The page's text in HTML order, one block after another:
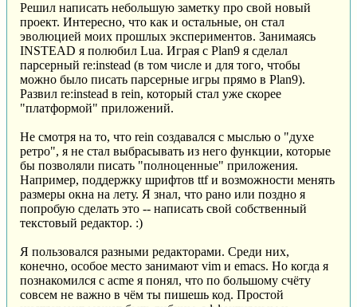
Решил написать небольшую заметку про свой новый
проект. Интересно, что как и остальные, он стал
эволюцией моих прошлых экспериментов. Занимаясь
INSTEAD я полюбил Lua. Играя с Plan9 я сделал
парсерный re:instead (в том числе и для того, чтобы
можно было писать парсерные игры прямо в Plan9).
Развил re:instead в rein, который стал уже скорее
"платформой" приложений.
Не смотря на то, что rein создавался с мыслью о "духе
ретро", я не стал выбрасывать из него функции, которые
бы позволяли писать "полноценные" приложения.
Например, поддержку шрифтов ttf и возможности менять
размеры окна на лету. Я знал, что рано или поздно я
попробую сделать это -- написать свой собственный
текстовый редактор. :)
Я пользовался разными редакторами. Среди них,
конечно, особое место занимают vim и emacs. Но когда я
познакомился с acme я понял, что по большому счёту
совсем не важно в чём ты пишешь код. Простой